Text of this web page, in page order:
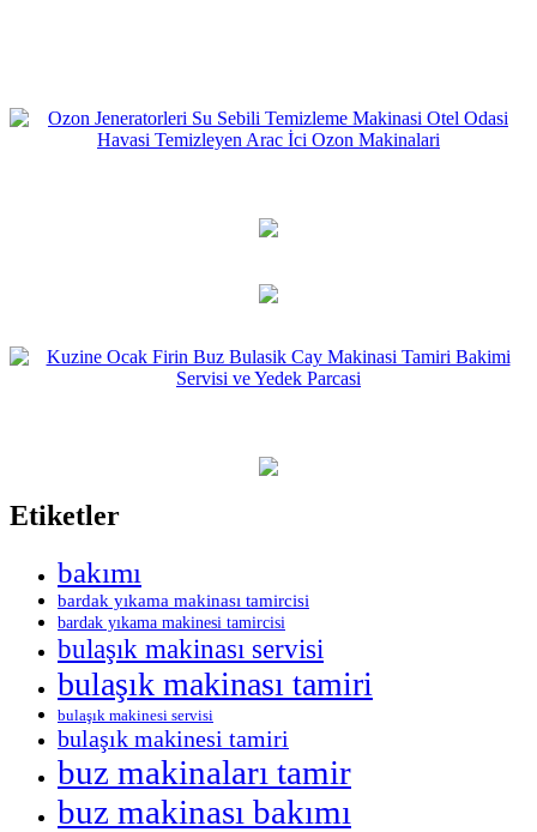
Etiketler
bakımı
bardak yıkama makinası tamircisi
bardak yıkama makinesi tamircisi
bulaşık makinası servisi
bulaşık makinası tamiri
bulaşık makinesi servisi
bulaşık makinesi tamiri
buz makinaları tamir
buz makinası bakımı